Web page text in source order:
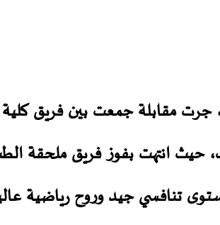
مقابلة جمعت بين فريق كلية
حيث انتهت بفوز فريق ملحقة
تنافسي جيد وروح رياضية